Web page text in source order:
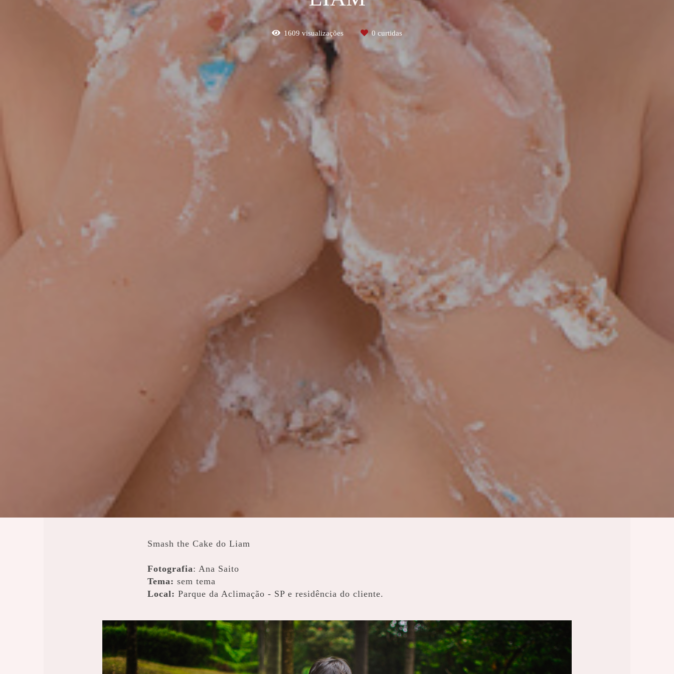
1609 visualizações 0 curtidas
Smash the Cake do Liam
Fotografia: Ana Saito
Tema: sem tema
Local: Parque da Aclimação - SP e residência do cliente.